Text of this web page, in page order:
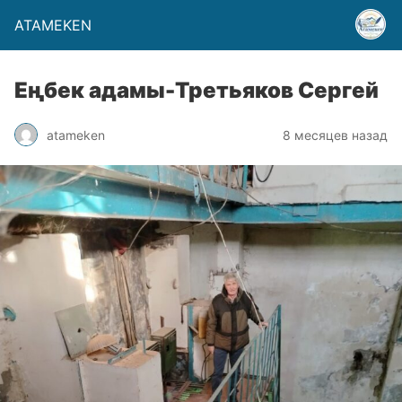
ATAMEKEN
Еңбек адамы-Третьяков Сергей
atameken 8 месяцев назад